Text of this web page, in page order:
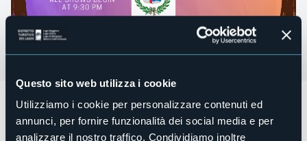
Questo sito web utilizza i cookie
Utilizziamo i cookie per personalizzare contenuti ed
annunci, per fornire funzionalità dei social media e per
analizzare il nostro traffico. Condividiamo inoltre
Sabato 27 luglio dalle ore 21.30 presso i Giardini Pubblici, sul
lungolago ci sarà una serata di musica conONDE SONORE
Tributo alla musica Italianain riva al lago presenta: